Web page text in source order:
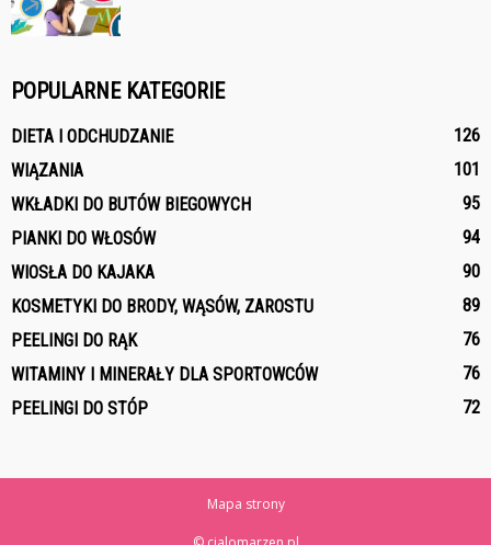
POPULARNE KATEGORIE
DIETA I ODCHUDZANIE
126
WIĄZANIA
101
WKŁADKI DO BUTÓW BIEGOWYCH
95
PIANKI DO WŁOSÓW
94
WIOSŁA DO KAJAKA
90
KOSMETYKI DO BRODY, WĄSÓW, ZAROSTU
89
PEELINGI DO RĄK
76
WITAMINY I MINERAŁY DLA SPORTOWCÓW
76
PEELINGI DO STÓP
72
Mapa strony